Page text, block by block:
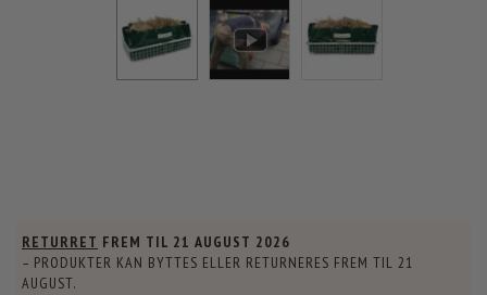
RETURRET FREM TIL 21 AUGUST 2026
– PRODUKTER KAN BYTTES ELLER RETURNERES FREM TIL 21
AUGUST.